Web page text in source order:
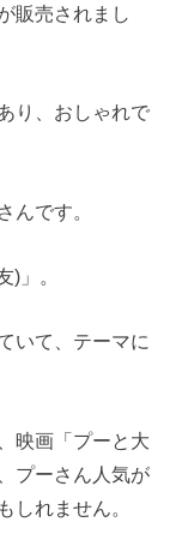
販売されまし
り、おしゃれで
んです。
)」。
いて、テーマに
映画「プーと大
プーさん人気が
しれません。